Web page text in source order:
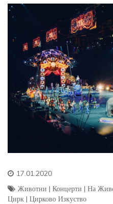
17.01.2020
Животни | Концерти | На
Цирк | Цирково Изкуство